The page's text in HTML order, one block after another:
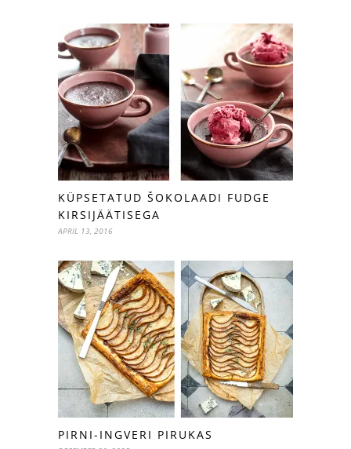
KÜPSETATUD ŠOKOLAADI FUDGE
KIRSIJÄÄTISEGA
APRIL 13, 2016
PIRNI-INGVERI PIRUKAS